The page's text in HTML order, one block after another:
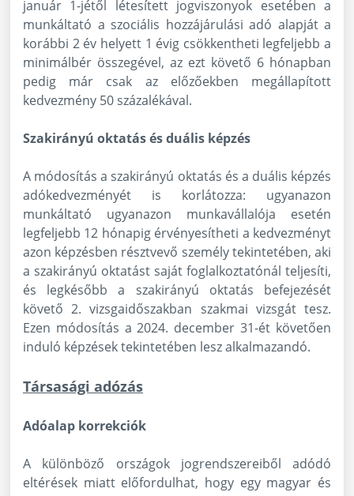
január 1-jétől létesített jogviszonyok esetében a
munkáltató a szociális hozzájárulási adó alapját a
korábbi 2 év helyett 1 évig csökkentheti legfeljebb a
minimálbér összegével, az ezt követő 6 hónapban
pedig már csak az előzőekben megállapított
kedvezmény 50 százalékával.
Szakirányú oktatás és duális képzés
A módosítás a szakirányú oktatás és a duális képzés
adókedvezményét is korlátozza: ugyanazon
munkáltató ugyanazon munkavállalója esetén
legfeljebb 12 hónapig érvényesítheti a kedvezményt
azon képzésben résztvevő személy tekintetében, aki
a szakirányú oktatást saját foglalkoztatónál teljesíti,
és legkésőbb a szakirányú oktatás befejezését
követő 2. vizsgaidőszakban szakmai vizsgát tesz.
Ezen módosítás a 2024. december 31-ét követően
induló képzések tekintetében lesz alkalmazandó.
Társasági adózás
Adóalap korrekciók
A különböző országok jogrendszereiből adódó
eltérések miatt előfordulhat, hogy egy magyar és